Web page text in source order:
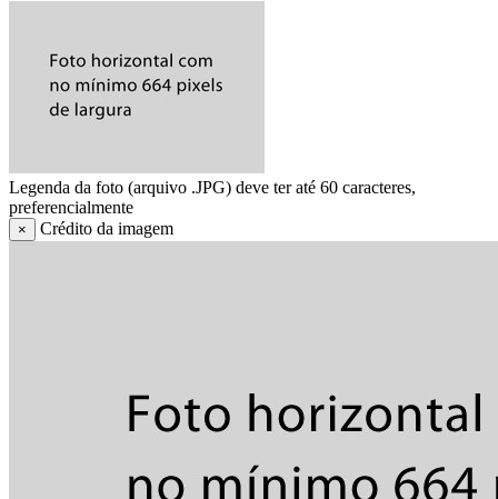
Legenda da foto (arquivo .JPG) deve ter até 60 caracteres,
preferencialmente
× Crédito da imagem